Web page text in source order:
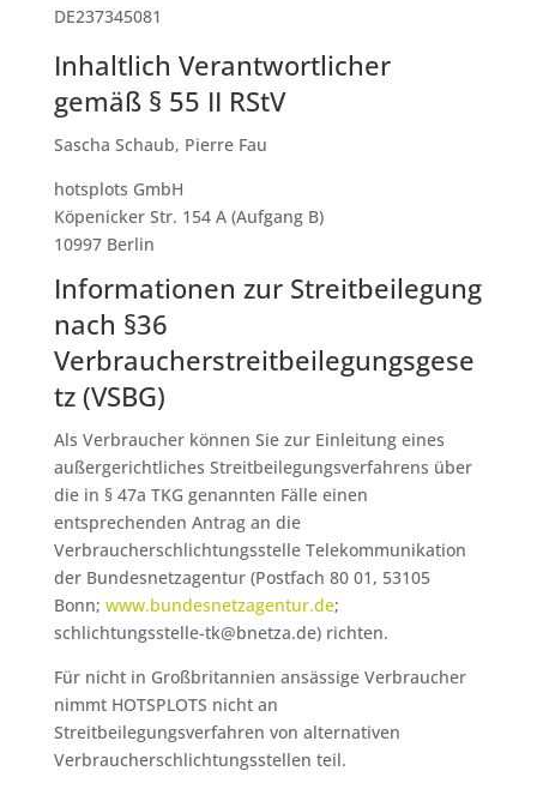
DE237345081
Inhaltlich Verantwortlicher
gemäß § 55 II RStV
Sascha Schaub, Pierre Fau
hotsplots GmbH
Köpenicker Str. 154 A (Aufgang B)
10997 Berlin
Informationen zur Streitbeilegung
nach §36
Verbraucherstreitbeilegungsgese
tz (VSBG)
Als Verbraucher können Sie zur Einleitung eines
außergerichtliches Streitbeilegungsverfahrens über
die in § 47a TKG genannten Fälle einen
entsprechenden Antrag an die
Verbraucherschlichtungsstelle Telekommunikation
der Bundesnetzagentur (Postfach 80 01, 53105
Bonn; www.bundesnetzagentur.de;
schlichtungsstelle-tk@bnetza.de) richten.
Für nicht in Großbritannien ansässige Verbraucher
nimmt HOTSPLOTS nicht an
Streitbeilegungsverfahren von alternativen
Verbraucherschlichtungsstellen teil.